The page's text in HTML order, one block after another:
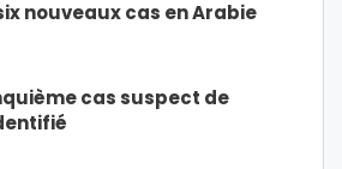
nouveaux cas en Arabie
cas suspect de